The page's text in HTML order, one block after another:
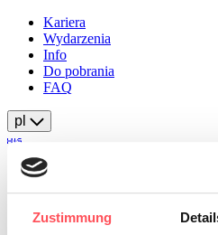
Zustimmung
Kariera
Wydarzenia
Info
Do pobrania
FAQ
pl
Produkty